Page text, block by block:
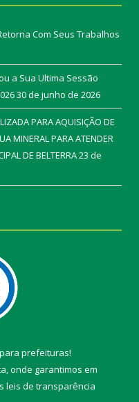
Com Seus Trabalhos
a Sua Ultima Sessão
30 de junho de 2026
PARA AQUISIÇÃO DE
MINERAL PARA ATENDER
DE BELTERRA23 de
prefeituras!
onde garantimos em
leis de transparência